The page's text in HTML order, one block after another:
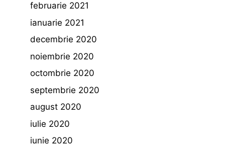
februarie 2021
ianuarie 2021
decembrie 2020
noiembrie 2020
octombrie 2020
septembrie 2020
august 2020
iulie 2020
iunie 2020